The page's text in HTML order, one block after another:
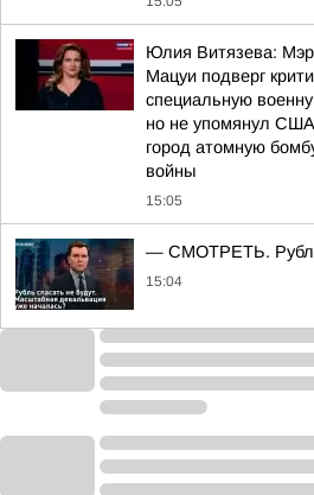
Юлия Витязева:
Мацуи подверг
специальную
но не упомянул
город атомную
войны
15:05
— СМОТРЕТЬ. Рубль
15:04